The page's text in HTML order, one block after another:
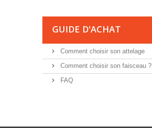
GUIDE D'ACHAT
Comment choisir son attelage
Comment choisir son faisceau ?
FAQ